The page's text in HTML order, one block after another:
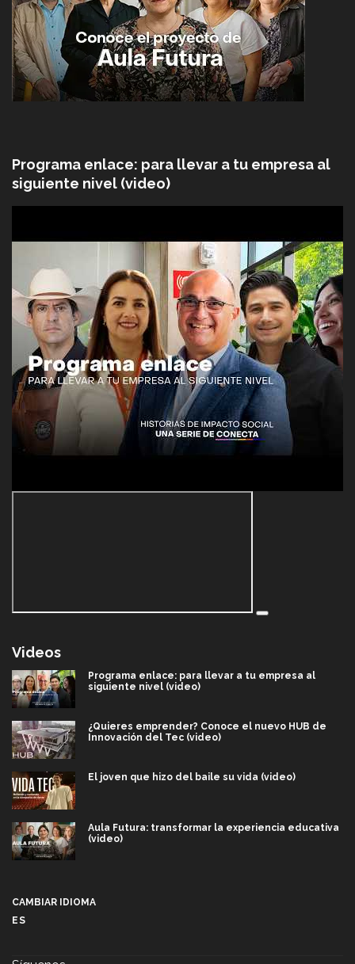
Programa enlace: para llevar a tu empresa al
siguiente nivel (video)
Videos
Programa enlace: para llevar a tu empresa al
siguiente nivel (video)
¿Quieres emprender? Conoce el nuevo HUB de
Innovación del Tec (video)
El joven que hizo del baile su vida (video)
Aula Futura: transformar la experiencia educativa
(video)
CAMBIAR IDIOMA
ES